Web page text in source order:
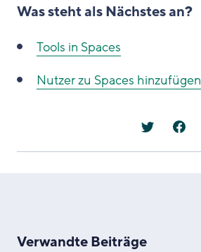
Was steht als Nächstes an?
Tools in Spaces
Nutzer zu Spaces hinzufügen
Verwandte Beiträge